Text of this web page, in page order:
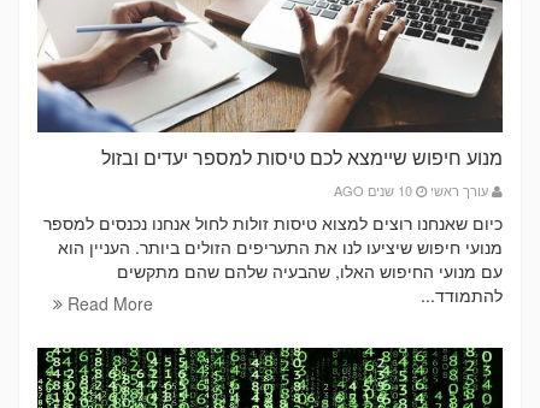
מנוע חיפוש שיימצא לכם טיסות למספר יעדים ובזול
עורך ראשי
כיום שאנחנו רוצים למצוא טיסות זולות לחול אנחנו נכנסים למספר
מנועי חיפוש שיציעו לנו את התעריפים הזולים ביותר. העניין הוא
עם מנועי החיפוש האלו, שהבעיה שלהם שהם מתקשים
להתמודד...
Read More